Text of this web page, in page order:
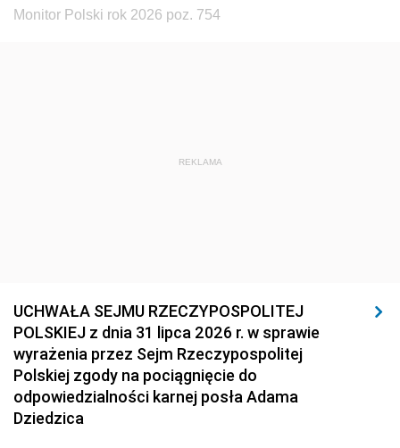
Monitor Polski rok 2026 poz. 754
REKLAMA
UCHWAŁA SEJMU RZECZYPOSPOLITEJ
POLSKIEJ z dnia 31 lipca 2026 r. w sprawie
wyrażenia przez Sejm Rzeczypospolitej
Polskiej zgody na pociągnięcie do
odpowiedzialności karnej posła Adama
Dziedzica